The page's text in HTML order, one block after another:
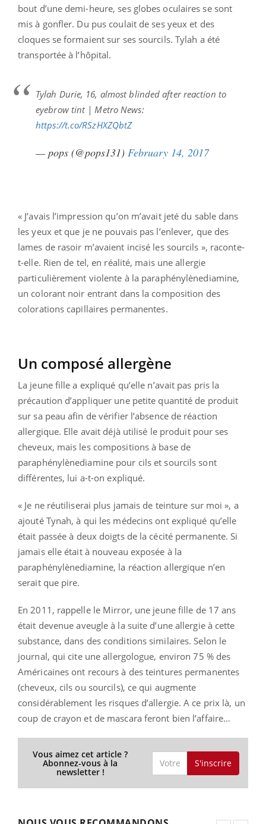
bout d’une demi-heure, ses globes oculaires se sont
mis à gonfler. Du pus coulait de ses yeux et des
cloques se formaient sur ses sourcils. Tylah a été
transportée à l’hôpital.
Tylah Durie, 16, almost blinded after reaction to
eyebrow tint | Metro News:
https://t.co/RSzHXZQbtZ
— pops (@pops131) February 14, 2017
« J’avais l’impression qu’on m’avait jeté du sable dans
les yeux et que je ne pouvais pas l’enlever, que des
lames de rasoir m’avaient incisé les sourcils », raconte-
t-elle. Rien de tel, en réalité, mais une allergie
particulièrement violente à la paraphénylènediamine,
un colorant noir entrant dans la composition des
colorations capillaires permanentes.
Un composé allergène
La jeune fille a expliqué qu’elle n’avait pas pris la
précaution d’appliquer une petite quantité de produit
sur sa peau afin de vérifier l’absence de réaction
allergique. Elle avait déjà utilisé le produit pour ses
cheveux, mais les compositions à base de
paraphénylènediamine pour cils et sourcils sont
différentes, lui a-t-on expliqué.
« Je ne réutiliserai plus jamais de teinture sur moi », a
ajouté Tynah, à qui les médecins ont expliqué qu’elle
était passée à deux doigts de la cécité permanente. Si
jamais elle était à nouveau exposée à la
paraphénylènediamine, la réaction allergique n’en
serait que pire.
En 2011, rappelle le Mirror, une jeune fille de 17 ans
était devenue aveugle à la suite d’une allergie à cette
substance, dans des conditions similaires. Selon le
journal, qui cite une allergologue, environ 75 % des
Américaines ont recours à des teintures permanentes
(cheveux, cils ou sourcils), ce qui augmente
considérablement les risques d’allergie. A ce prix là, un
coup de crayon et de mascara feront bien l’affaire…
Vous aimez cet article ?
Abonnez-vous à la
newsletter !
S'inscrire